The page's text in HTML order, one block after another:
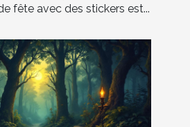
fête avec des stickers est...